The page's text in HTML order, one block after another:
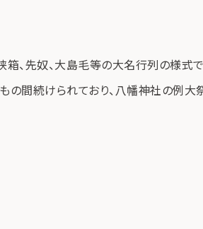
、先奴、大島毛等の大名行列の様
の間続けられており、八幡神社の例